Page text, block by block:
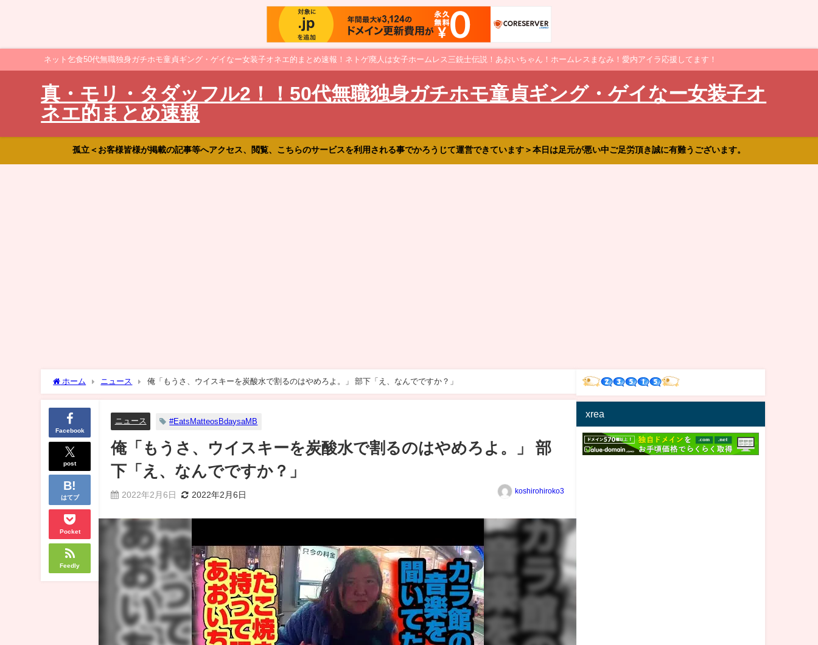
ネット乞食50代無職独身ガチホモ童貞ギング・ゲイなー女装子オネエ的まとめ速報！ネトゲ廃人は女子ホームレス三銃士伝説！あおいちゃん！ホームレスまなみ！愛内アイラ応援してます！
真・モリ・タダッフル2！！50代無職独身ガチホモ童貞ギング・ゲイなー女装子オ
ネエ的まとめ速報
孤立＜お客様皆様が掲載の記事等へアクセス、閲覧、こちらのサービスを利用される事でかろうじて運営できています＞本日は足元が悪い中ご足労頂き誠に有難うございます。
ホーム ニュース 俺「もうさ、ウイスキーを炭酸水で割るのはやめろよ。」 部下「え、なんでですか？」
Facebook
post
はてブ
Pocket
Feedly
ニュース #EatsMatteosBdaysaMB
俺「もうさ、ウイスキーを炭酸水で割るのはやめろよ。」 部
下「え、なんでですか？」
2022年2月6日 2022年2月6日 koshirohiroko3
xrea